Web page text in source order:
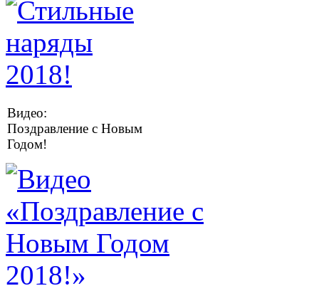
Видео:
Поздравление с Новым
Годом!